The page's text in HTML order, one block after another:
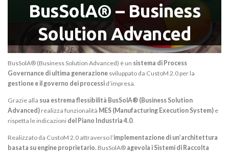
CONTATTACI
BusSolA® – Business
Solution Advanced
BusSolA® (Business Solution Advanced) è un sistema di Process
Governance di ultima generazione sviluppato da CustoM 2.0 per la
gestione e il governo dei processi d’impresa.
Grazie alla sua estrema flessibilità BusSolA® (Business Solution
Advanced) realizza funzionalità MES (Manufacturing Execution System) e
rispetta le indicazioni del Piano Industria 4.0.
Realizzato da CustoM 2.0 attraverso l’implementazione di un’architettura
basata su engine proprietario. BusSolA® agevola i Sistemi di Raccolta